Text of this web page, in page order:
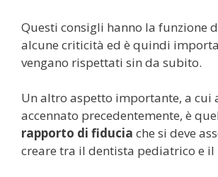
Questi consigli hanno la funzione
alcune criticità ed è quindi
vengano rispettati sin da subito.
Un altro aspetto importante, a cui
accennato precedentemente, è
rapporto di fiducia che si deve
creare tra il dentista pediatrico e